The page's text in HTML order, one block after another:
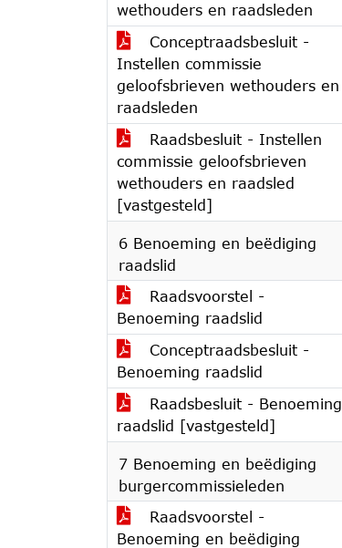
wethouders en raadsleden
Conceptraadsbesluit -
Instellen commissie
geloofsbrieven wethouders en
raadsleden
Raadsbesluit - Instellen
commissie geloofsbrieven
wethouders en raadsled
[vastgesteld]
6 Benoeming en beëdiging
raadslid
Raadsvoorstel -
Benoeming raadslid
Conceptraadsbesluit -
Benoeming raadslid
Raadsbesluit - Benoeming
raadslid [vastgesteld]
7 Benoeming en beëdiging
burgercommissieleden
Raadsvoorstel -
Benoeming en beëdiging